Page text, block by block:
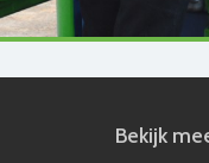
Bekijk